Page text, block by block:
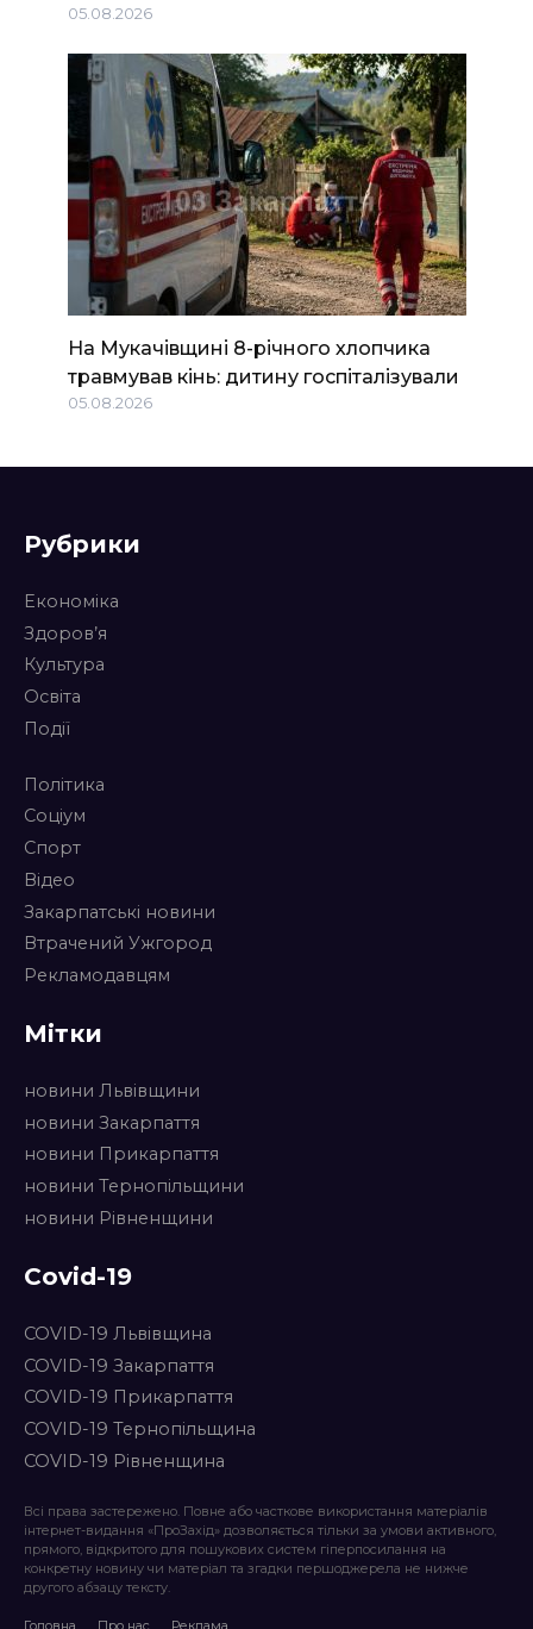
05.08.2026
На Мукачівщині 8-річного хлопчика
травмував кінь: дитину госпіталізували
05.08.2026
Рубрики
Економіка
Здоров’я
Культура
Освіта
Події
Політика
Соціум
Спорт
Відео
Закарпатські новини
Втрачений Ужгород
Рекламодавцям
Мітки
новини Львівщини
новини Закарпаття
новини Прикарпаття
новини Тернопільщини
новини Рівненщини
Covid-19
COVID-19 Львівщина
COVID-19 Закарпаття
COVID-19 Прикарпаття
COVID-19 Тернопільщина
COVID-19 Рівненщина
Всі права застережено. Повне або часткове використання матеріалів
інтернет-видання «ПроЗахід» дозволяється тільки за умови активного,
прямого, відкритого для пошукових систем гіперпосилання на
конкретну новину чи матеріал та згадки першоджерела не нижче
другого абзацу тексту.
Головна Про нас Реклама